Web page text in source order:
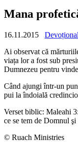
Mana
16.11.2015 Devoțional
Ai observat că
viața lor a fost sub
Dumnezeu pentru
Când ajungi într-un
pui la îndoială
Verset biblic: Maleahi
ce se tem de Domnul
© Ruach Ministries